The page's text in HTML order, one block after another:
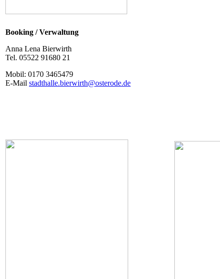
Booking / Verwaltung
Anna Lena Bierwirth
Tel. 05522 91680 21
Mobil: 0170 3465479
E-Mail stadthalle.bierwirth@osterode.de